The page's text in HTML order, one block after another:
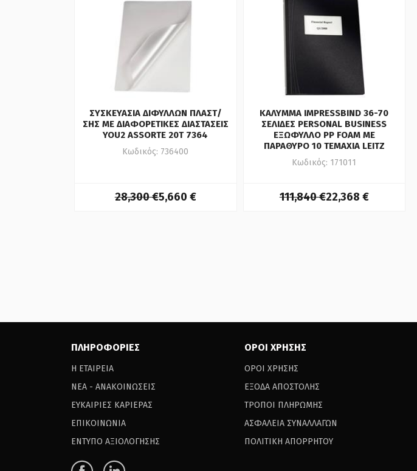
ΣΥΣΚΕΥΑΣΙΑ ΔΙΦΥΛΛΩΝ ΠΛΑΣΤ/
ΣΗΣ ΜΕ ΔΙΑΦΟΡΕΤΙΚΕΣ ΔΙΑΣΤΑΣΕΙΣ
YOU2 ASSORTE 20Τ 7364
Κωδικός: 736400
28,300 €5,660 €
ΚΑΛΥΜΜΑ IMPRESSBIND 36-70
ΣΕΛΙΔΕΣ PERSONAL BUSINESS
ΕΞΩΦΥΛΛΟ PP FOAM ΜΕ
ΠΑΡΑΘΥΡΟ 10 ΤΕΜΑΧΙΑ LEITZ
Κωδικός: 171011
111,840 €22,368 €
ΠΛΗΡΟΦΟΡΙΕΣ
Η ΕΤΑΙΡΕΙΑ
ΝΕΑ - ΑΝΑΚΟΙΝΩΣΕΙΣ
ΕΥΚΑΙΡΙΕΣ ΚΑΡΙΕΡΑΣ
ΕΠΙΚΟΙΝΩΝΙΑ
ΕΝΤΥΠΟ ΑΞΙΟΛΟΓΗΣΗΣ
ΟΡΟΙ ΧΡΗΣΗΣ
ΟΡΟΙ ΧΡΗΣΗΣ
ΕΞΟΔΑ ΑΠΟΣΤΟΛΗΣ
ΤΡΟΠΟΙ ΠΛΗΡΩΜΗΣ
ΑΣΦΑΛΕΙΑ ΣΥΝΑΛΛΑΓΩΝ
ΠΟΛΙΤΙΚΗ ΑΠΟΡΡΗΤΟΥ